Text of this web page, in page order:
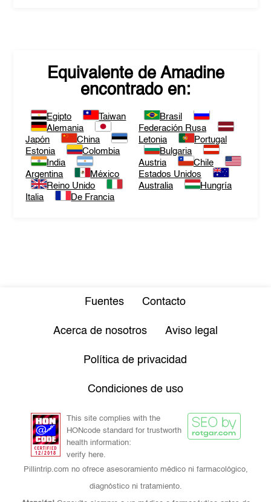
Equivalente de Amadine
encontrado en:
Egipto
Taiwan
Alemania
Japón
China
Estonia
Colombia
India
Argentina
México
Reino Unido
Italia
De Francia
Brasil
Federación Rusa
Letonia
Portugal
Bulgaria
Austria
Chile
Estados Unidos
Australia
Hungría
Fuentes Contacto
Acerca de nosotros Aviso legal
Política de privacidad
Condiciones de uso
This site complies with the
HONcode standard for trustworth
health information:
verify here.
Pillintrip.com no ofrece asesoramiento médico ni farmacológico,
diagnóstico ni tratamiento.